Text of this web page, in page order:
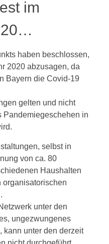
im
haben beschlossen,
2020 abzusagen, da
Bayern die Covid-19
gelten und nicht
Pandemiegeschehen in
selbst in
von ca. 80
Haushalten
organisatorischen
unter den
ungezwungenes
kann unter den derzeit